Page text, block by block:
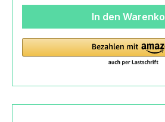
schwarz und
EuropeSicherheitAchtung!
36 Monaten geeignet. Kleine
Hersteller
Produktsicherheitsverordnung)
https://goki.eu
In den